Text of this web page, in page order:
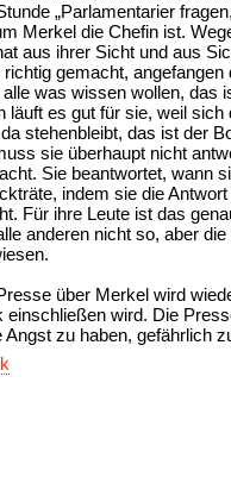
„Parlamentarier
Merkel die Chefin ist.
aus ihrer Sicht und aus
richtig gemacht,
was wissen wollen, das
läuft es gut für sie, weil
stehenbleibt, das ist der
sie überhaupt nicht
Sie beantwortet, wann
indem sie die
Für ihre Leute ist das
anderen nicht so, aber
über Merkel wird
einschließen wird. Die
Angst zu haben, gefährlich